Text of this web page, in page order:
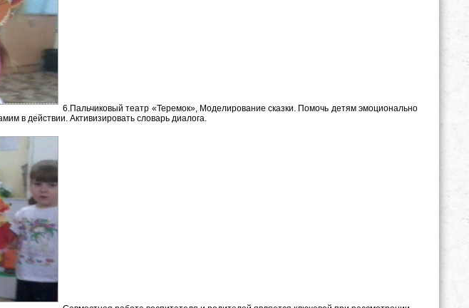
6.Пальчиковый театр «Теремок», Моделирование сказки. Помочь детям эмоционально
в действии. Активизировать словарь диалога.